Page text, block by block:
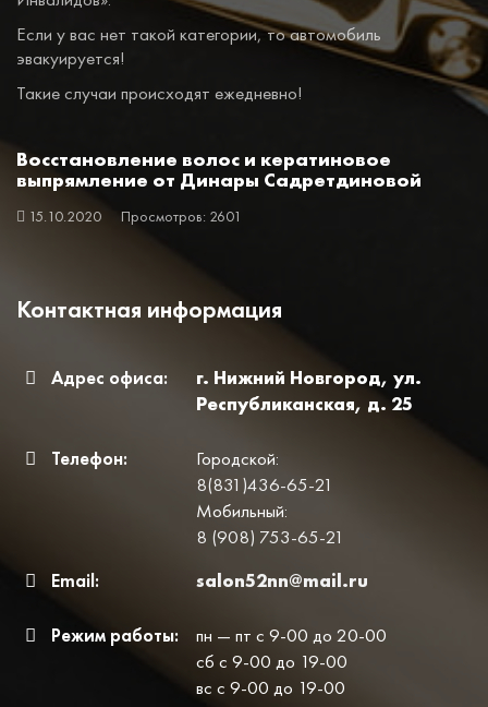
Если у вас нет такой категории, то автомобиль
эвакуируется!
Такие случаи происходят ежедневно!
Восстановление волос и кератиновое
выпрямление от Динары Садретдиновой
15.10.2020 Просмотров: 2601
Контактная информация
Адрес офиса:
г. Нижний Новгород, ул.
Республиканская, д. 25
Телефон:
Городской:
8(831)436-65-21
Мобильный:
8 (908) 753-65-21
Email:
salon52nn@mail.ru
Режим работы:
пн — пт с 9-00 до 20-00
сб с 9-00 до 19-00
вс с 9-00 до 19-00